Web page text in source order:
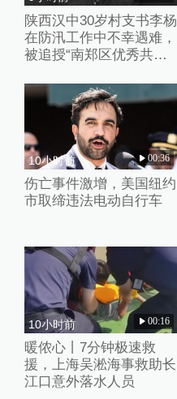
陕西汉中30岁村支书李杨
在防汛工作中不幸遇难，
被追授“南郑区优秀共产
10小时前 00:36
伤亡事件激增，美国纽约
市取缔违法电动自行车
10小时前 00:16
暖侬心丨7分钟极速救
援，上海吴淞海事救助长
江口意外落水人员